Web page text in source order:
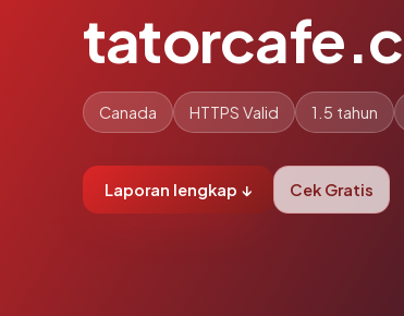
Canada HTTPS Valid 1.5 tahun
Laporan lengkap ↓ Cek Gratis